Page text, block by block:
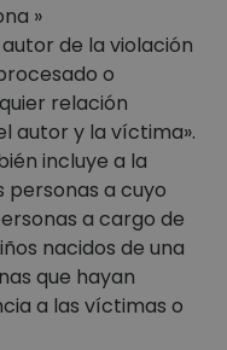
»
de la violación
o
relación
autor y la víctima».
incluye a la
personas a cuyo
a cargo de
nacidos de una
que hayan
a las víctimas o